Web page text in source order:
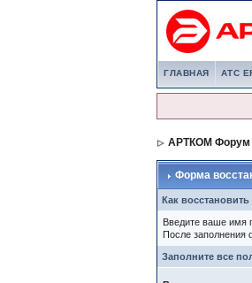
ГЛАВНАЯ АТС
АРТКОМ Форум
Форма
Как
Введите ваше имя
После заполнения
Заполните все